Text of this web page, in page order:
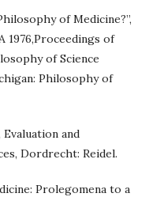
of Medicine?”,
1976,Proceedings of
of Science
Philosophy of
Evaluation and
Dordrecht: Reidel.
Prolegomena to a